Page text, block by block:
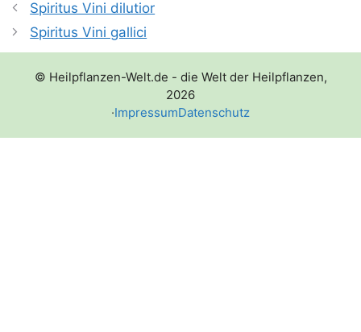
Spiritus Vini dilutior
Spiritus Vini gallici
© Heilpflanzen-Welt.de - die Welt der Heilpflanzen,
2026
·ImpressumDatenschutz